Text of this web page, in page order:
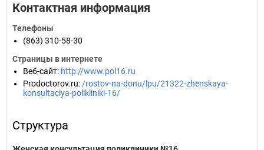
Контактная информация
Телефоны
(863) 310-58-30
Страницы в интернете
Веб-сайт: http://www.pol16.ru
Prodoctorov.ru: /rostov-na-donu/lpu/21322-zhenskaya-
konsultaciya-polikliniki-16/
Структура